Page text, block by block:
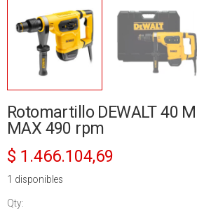
Rotomartillo DEWALT 40
MAX 490 rpm
$ 1.466.104,69
1 disponibles
Qty:
Rotomartillo